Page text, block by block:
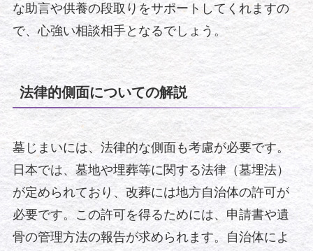
な助言や供養の段取りをサポートしてくれますの
で、心強い相談相手となるでしょう。
法律的側面についての解説
墓じまいには、法律的な側面も考慮が必要です。
日本では、墓地や埋葬等に関する法律（墓埋法）
が定められており、改葬には地方自治体の許可が
必要です。この許可を得るためには、申請書や遺
骨の管理方法の報告が求められます。自治体によ